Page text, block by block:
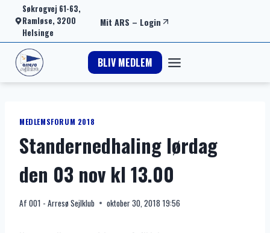
Fortsæt
indhold
Søkrogvej 61-63,
Ramløse, 3200
Helsinge
Mit ARS – Login
BLIV MEDLEM
MEDLEMSFORUM 2018
Standernedhaling lørdag
den 03 nov kl 13.00
Af 001 - Arresø Sejlklub oktober 30, 2018 19:56